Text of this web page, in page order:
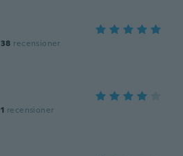
38 recensioner
1 recensioner